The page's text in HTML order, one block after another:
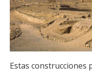
Estas construcciones